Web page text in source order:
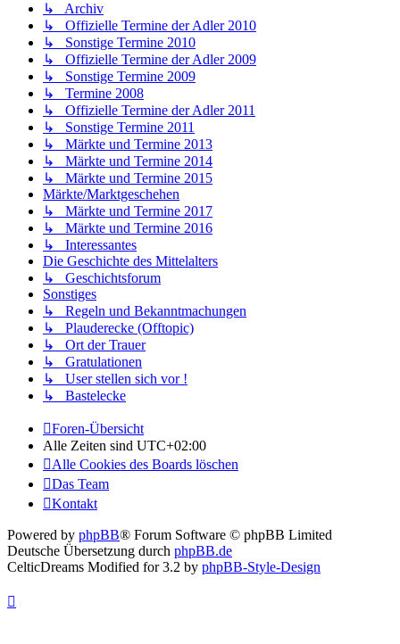
↳ Archiv
↳ Offizielle Termine der Adler 2010
↳ Sonstige Termine 2010
↳ Offizielle Termine der Adler 2009
↳ Sonstige Termine 2009
↳ Termine 2008
↳ Offizielle Termine der Adler 2011
↳ Sonstige Termine 2011
↳ Märkte und Termine 2013
↳ Märkte und Termine 2014
↳ Märkte und Termine 2015
Märkte/Marktgeschehen
↳ Märkte und Termine 2017
↳ Märkte und Termine 2016
↳ Interessantes
Die Geschichte des Mittelalters
↳ Geschichtsforum
Sonstiges
↳ Regeln und Bekanntmachungen
↳ Plauderecke (Offtopic)
↳ Ort der Trauer
↳ Gratulationen
↳ User stellen sich vor !
↳ Bastelecke
Foren-Übersicht
Alle Zeiten sind UTC+02:00
Alle Cookies des Boards löschen
Das Team
Kontakt
Powered by phpBB® Forum Software © phpBB Limited
Deutsche Übersetzung durch phpBB.de
CelticDreams Modified for 3.2 by phpBB-Style-Design